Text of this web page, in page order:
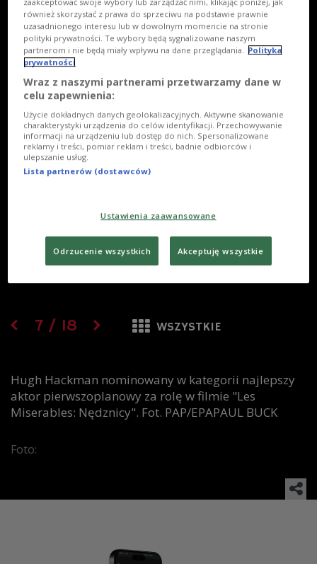
7 / 18 WSZYSTKIE
Hugh Hackman nominowany w kategorii najlepszy
aktor pierwszoplanowy za rolę w filmie "Les
Miserables: Nędznicy". Fot. PAP/EPAPAUL BUCK
Foto:
również skorzystać z prawa do sprzeciwu na podstawie prawnie
uzasadnionego interesu lub w dowolnym momencie na stronie
polityki prywatności. Te wybory będą sygnalizowane naszym
partnerom i nie będą miały wpływu na dane przeglądania. Polityka
prywatności
Wraz z naszymi partnerami przetwarzamy dane w
celu zapewnienia:
Użycie dokładnych danych geolokalizacyjnych. Aktywne skanowanie
charakterystyki urządzenia do celów identyfikacji. Przechowywanie
informacji na urządzeniu lub dostęp do nich. Spersonalizowane
reklamy i treści, pomiar reklam i treści, badnie odbiorców i
ulepszanie usług.
Lista partnerów (dostawców)
Ustawienia zaawansowane
Odrzucenie wszystkich Akceptuję wszystkie